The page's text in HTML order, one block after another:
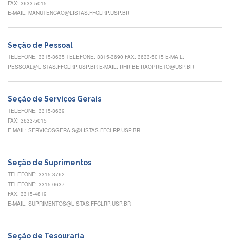
Normativas
e
Notícias
Eventos
INCLUSÃO
Apresentação
Regimento
Portarias
e
deliberações
Eventos
FAX: 3633-5015
E-MAIL: MANUTENCAO@LISTAS.FFCLRP.USP.BR
Seção de Pessoal
TELEFONE: 3315-3635 TELEFONE: 3315-3690 FAX: 3633-5015 E-MAIL:
PESSOAL@LISTAS.FFCLRP.USP.BR E-MAIL: RHRIBEIRAOPRETO@USP.BR
Seção de Serviços Gerais
TELEFONE: 3315-3639
FAX: 3633-5015
E-MAIL: SERVICOSGERAIS@LISTAS.FFCLRP.USP.BR
Seção de Suprimentos
TELEFONE: 3315-3762
TELEFONE: 3315-0637
FAX: 3315-4819
E-MAIL: SUPRIMENTOS@LISTAS.FFCLRP.USP.BR
Seção de Tesouraria